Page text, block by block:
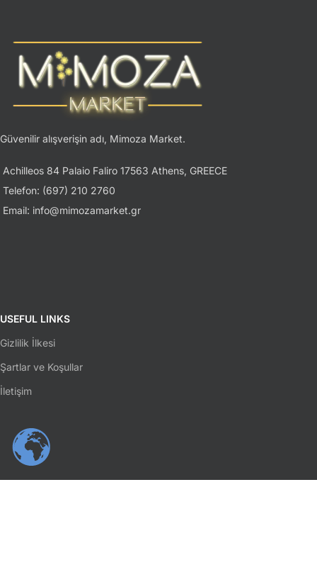
Güvenilir alışverişin adı, Mimoza Market.
Achilleos 84 Palaio Faliro 17563 Athens, GREECE
Telefon: (697) 210 2760
Email: info@mimozamarket.gr
USEFUL LINKS
Gizlilik İlkesi
Şartlar ve Koşullar
İletişim